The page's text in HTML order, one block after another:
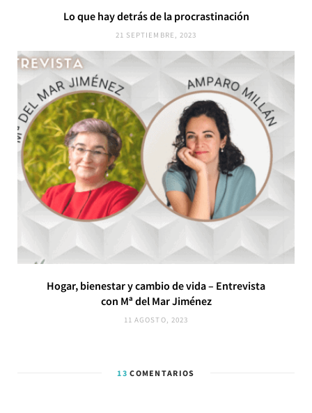
Lo que hay detrás de la procrastinación
21 SEPTIEMBRE, 2023
Hogar, bienestar y cambio de vida – Entrevista
con Mª del Mar Jiménez
11 AGOSTO, 2023
13 COMENTARIOS